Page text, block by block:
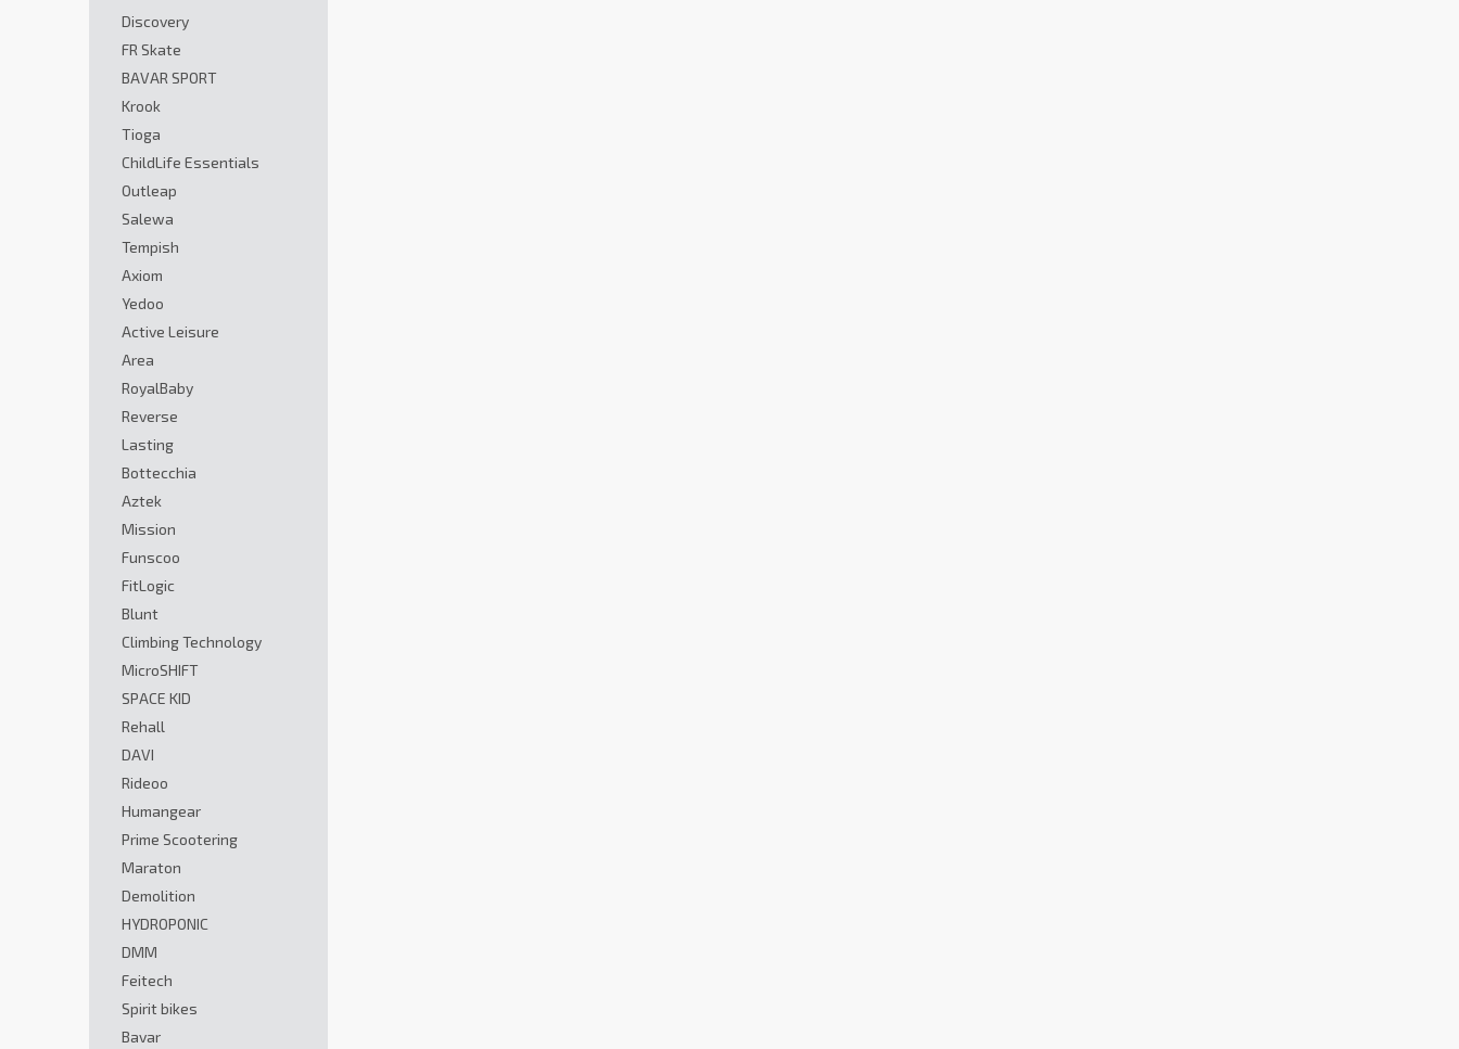
Discovery
FR Skate
BAVAR SPORT
Krook
Tioga
ChildLife Essentials
Outleap
Salewa
Tempish
Axiom
Yedoo
Active Leisure
Area
RoyalBaby
Reverse
Lasting
Bottecchia
Aztek
Mission
Funscoo
FitLogic
Blunt
Climbing Technology
MicroSHIFT
SPACE KID
Rehall
DAVI
Rideoo
Humangear
Prime Scootering
Maraton
Demolition
HYDROPONIC
DMM
Feitech
Spirit bikes
Bavar